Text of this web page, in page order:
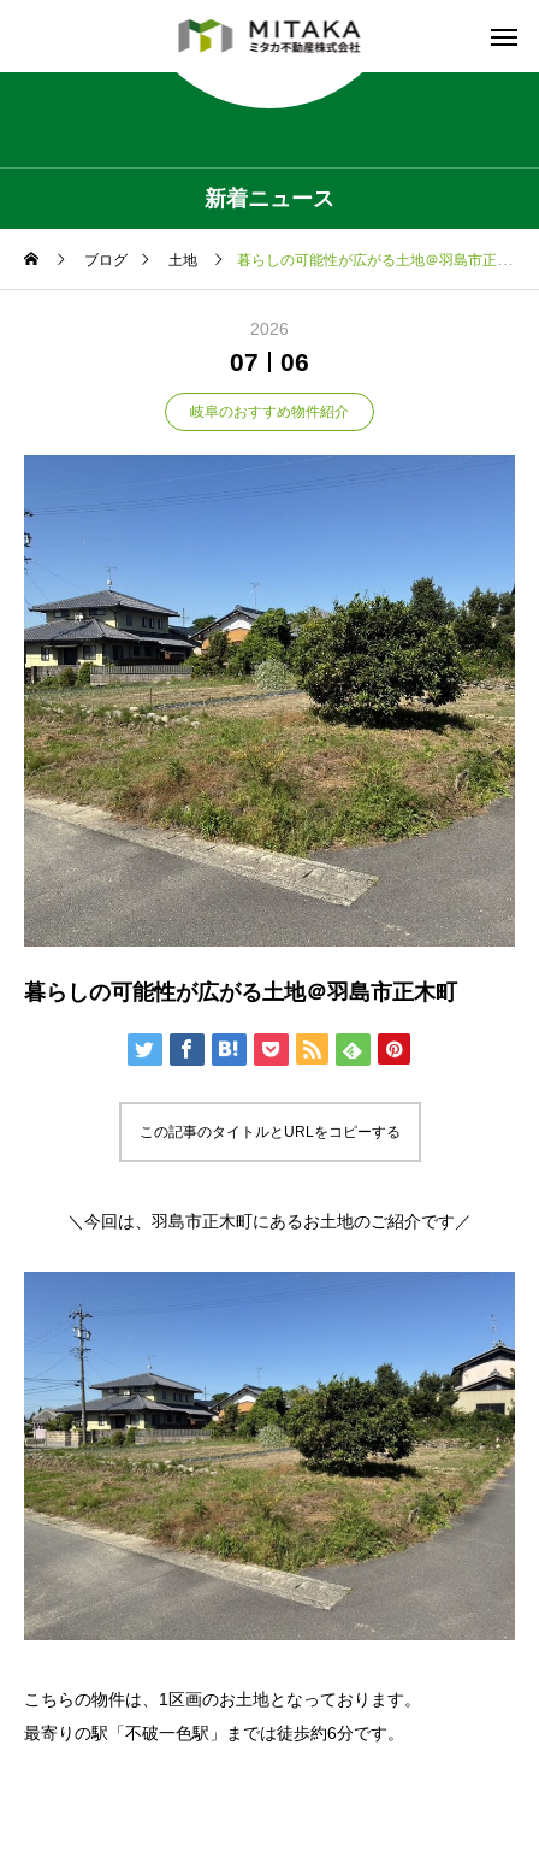
新着ニュース
ブログ 土地 暮らしの可能性が広がる土地＠羽島市正木町
2026
07 06
岐阜のおすすめ物件紹介
暮らしの可能性が広がる土地＠羽島市正木町
この記事のタイトルとURLをコピーする
＼今回は、羽島市正木町にあるお土地のご紹介です／
こちらの物件は、1区画のお土地となっております。
最寄りの駅「不破一色駅」までは徒歩約6分です。